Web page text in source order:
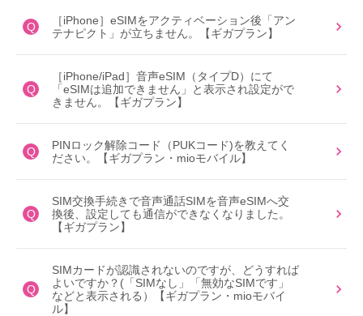
Q
［iPhone］eSIMをアクティベーション後「アン
テナピクト」が立ちません。【ギガプラン】
Q
［iPhone/iPad］音声eSIM（タイプD）にて
「eSIMは追加できません」と表示され設定がで
きません。【ギガプラン】
Q
PINロック解除コード（PUKコード)を教えてく
ださい。【ギガプラン・mioモバイル】
Q
SIM交換手続きで音声通話SIMを音声eSIMへ交
換後、設定しても通信ができなくなりました。
【ギガプラン】
Q
SIMカードが認識されないのですが、どうすれば
よいですか？(「SIMなし」「無効なSIMです」
などと表示される）【ギガプラン・mioモバイ
ル】